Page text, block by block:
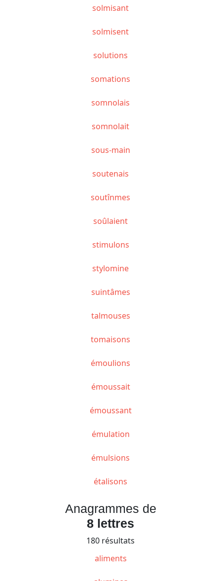
solmisant
solmisent
solutions
somations
somnolais
somnolait
sous-main
soutenais
soutînmes
soûlaient
stimulons
stylomine
suintâmes
talmouses
tomaisons
émoulions
émoussait
émoussant
émulation
émulsions
étalisons
Anagrammes de
8 lettres
180 résultats
aliments